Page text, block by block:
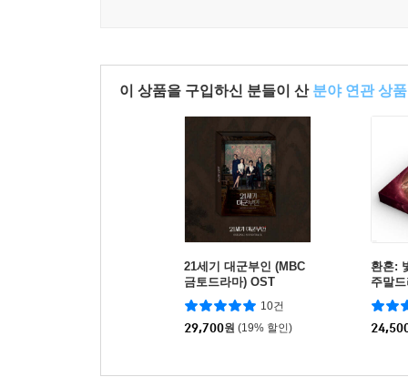
이 상품을 구입하신 분들이 산 분야 연관 상품
21세기 대군부인 (MBC
금토드라마) OST
10건
29,700원 (19% 할인)
환혼:
주말